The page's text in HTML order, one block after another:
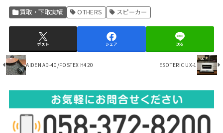
買取・下取実績 OTHERS スピーカー
ポスト シェア 送る
AIDEN AD-40/FOSTEX H420 ESOTERIC UX-1